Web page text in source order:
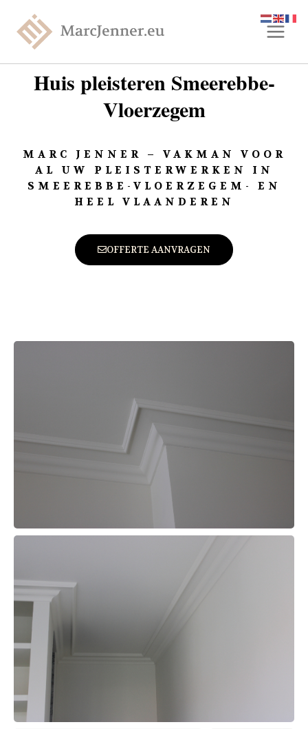
Huis pleisteren Smeerebbe-
Vloerzegem
MARC JENNER – VAKMAN VOOR
AL UW PLEISTERWERKEN IN
SMEEREBBE-VLOERZEGEM- EN
HEEL VLAANDEREN
OFFERTE AANVRAGEN